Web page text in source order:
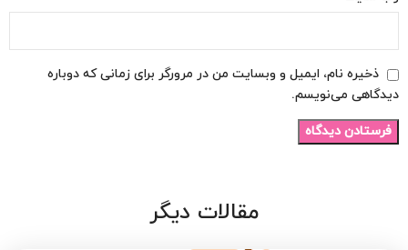
ذخیره نام، ایمیل و وبسایت من در مرورگر برای زمانی که دوباره
دیدگاهی می‌نویسم.
مقالات دیگر